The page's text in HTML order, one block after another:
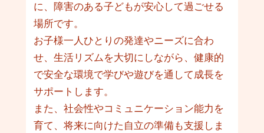
に、障害のある子どもが安心して過ごせる
場所です。
お子様一人ひとりの発達やニーズに合わ
せ、生活リズムを大切にしながら、健康的
で安全な環境で学びや遊びを通して成長を
サポートします。
また、社会性やコミュニケーション能力を
育て、将来に向けた自立の準備も支援しま